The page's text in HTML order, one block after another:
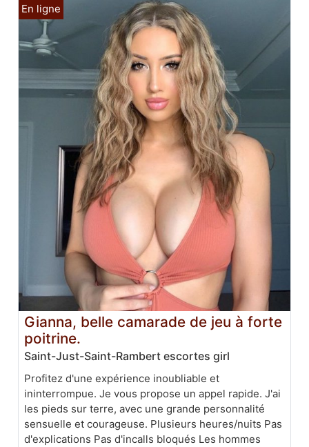
Gianna, belle camarade de jeu à forte
poitrine.
Saint-Just-Saint-Rambert escortes girl
Profitez d'une expérience inoubliable et
ininterrompue. Je vous propose un appel rapide. J'ai
les pieds sur terre, avec une grande personnalité
sensuelle et courageuse. Plusieurs heures/nuits Pas
d'explications Pas d'incalls bloqués Les hommes